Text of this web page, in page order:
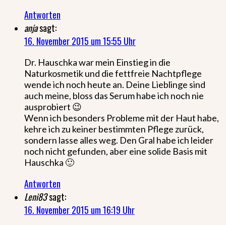
Antworten
anjasagt:
16. November 2015 um 15:55 Uhr
Dr. Hauschka war mein Einstieg in die
Naturkosmetik und die fettfreie Nachtpflege
wende ich noch heute an. Deine Lieblinge sind
auch meine, bloss das Serum habe ich noch nie
ausprobiert 😉
Wenn ich besonders Probleme mit der Haut habe,
kehre ich zu keiner bestimmten Pflege zurück,
sondern lasse alles weg. Den Gral habe ich leider
noch nicht gefunden, aber eine solide Basis mit
Hauschka 🙂
Antworten
Leni83sagt:
16. November 2015 um 16:19 Uhr